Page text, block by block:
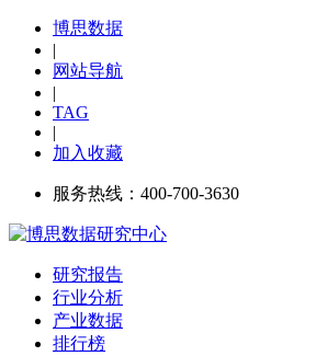
博思数据
|
网站导航
|
TAG
|
加入收藏
服务热线：400-700-3630
研究报告
行业分析
产业数据
排行榜